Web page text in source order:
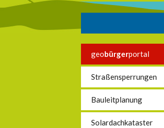
geobürgerportal
Straßensperrungen
Bauleitplanung
Solardachkataster